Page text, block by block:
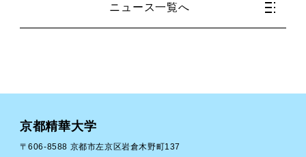
ニュース一覧へ
京都精華大学
〒606-8588 京都市左京区岩倉木野町137